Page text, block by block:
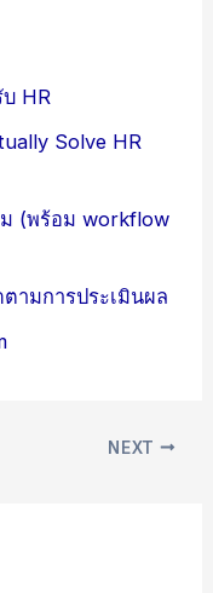
HR
Solve HR
ม (พร้อม workflow
ามการประเมินผล
NEXT